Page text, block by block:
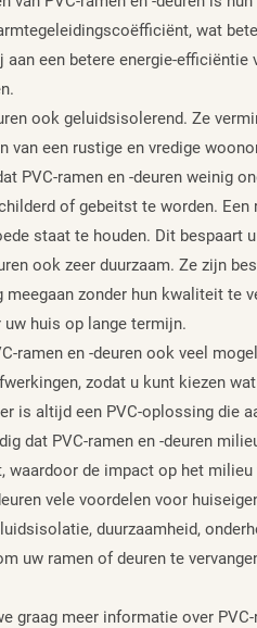
wat
een betere energie-efficiëntie
ook geluidsisolerend. Ze
van een rustige en vredige
PVC-ramen en -deuren weinig
of gebeitst te worden.
staat te houden. Dit bespaart
ook zeer duurzaam. Ze zijn
zonder hun kwaliteit te
huis op lange termijn.
ramen en -deuren ook veel
zodat u kunt kiezen
is altijd een PVC-oplossing die
dat PVC-ramen en -deuren
waardoor de impact op het
vele voordelen voor
duurzaamheid,
uw ramen of deuren te
graag meer informatie over